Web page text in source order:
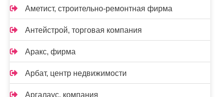
Аметист, строительно-ремонтная фирма
Антейстрой, торговая компания
Аракс, фирма
Арбат, центр недвижимости
Аргалаус, компания